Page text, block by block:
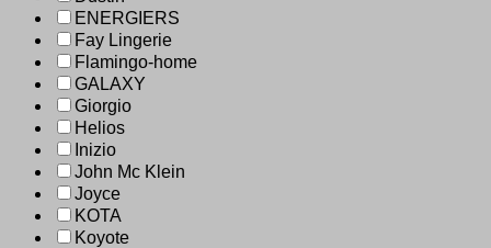
ENERGIERS
Fay Lingerie
Flamingo-home
GALAXY
Giorgio
Helios
Inizio
John Mc Klein
Joyce
KOTA
Koyote